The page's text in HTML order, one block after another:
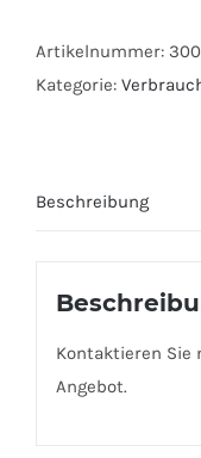
Artikelnummer:
Kategorie:
Beschreibung
Kontaktieren
Angebot.